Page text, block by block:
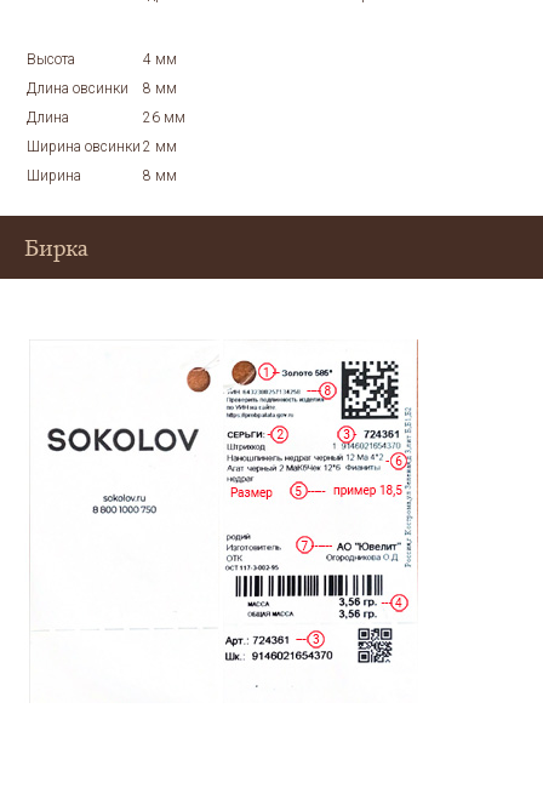
Высота
4 мм
Длина овсинки
8 мм
Длина
26 мм
Ширина овсинки 2 мм
Ширина
8 мм
Бирка